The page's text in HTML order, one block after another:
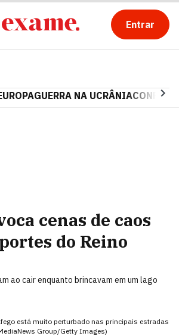
Entrar
GUERRA NA UCRÂNIA
cenas de caos
do Reino
ao cair enquanto brincavam em um lago
está muito perturbado nas principais estradas
Group/Getty Images)